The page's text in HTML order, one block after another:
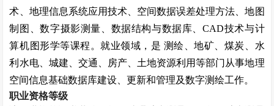
术、地理信息系统应用技术、空间数据误差处理方法、地图
制图、数字摄影测量、数据结构与数据库、CAD技术与计
算机图形学等课程。就业领域，是 测绘、地矿、煤炭、水
利水电、城建、交通、房产、土地资源利用等部门从事地理
空间信息基础数据库建设、更新和管理及数字测绘工作。
职业资格等级